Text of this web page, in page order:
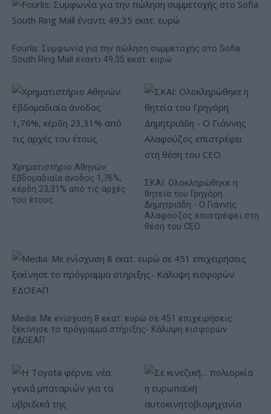
Fourlis: Συμφωνία για την πώληση συμμετοχής στο Sofia
South Ring Mall έναντι 49,35 εκατ. ευρώ
Χρηματιστήριο Αθηνών:
Εβδομαδιαία άνοδος 1,76%,
κέρδη 23,31% από τις αρχές
του έτους
ΣΚΑΪ: Ολοκληρώθηκε η
θητεία του Γρηγόρη
Δημητριάδη - Ο Γιάννης
Αλαφούζος επιστρέφει στη
θέση του CEO
Media: Με ενίσχυση 8 εκατ. ευρώ σε 451 επιχειρήσεις
ξεκίνησε το πρόγραμμα στήριξης- Κάλυψη εισφορών
ΕΔΟΕΑΠ